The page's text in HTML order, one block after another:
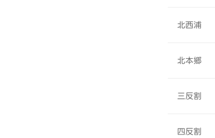
北西浦
北本郷
三反割
四反割